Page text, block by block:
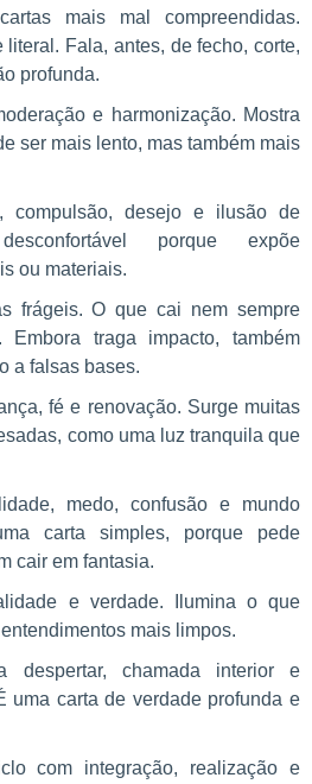
mais mal compreendidas.
literal. Fala, antes, de fecho, corte,
profunda.
e harmonização. Mostra
ser mais lento, mas também mais
compulsão, desejo e ilusão de
porque expõe
ou materiais.
frágeis. O que cai nem sempre
traga impacto, também
a falsas bases.
fé e renovação. Surge muitas
como uma luz tranquila que
medo, confusão e mundo
carta simples, porque pede
cair em fantasia.
e verdade. Ilumina o que
mais limpos.
despertar, chamada interior e
uma carta de verdade profunda e
com integração, realização e